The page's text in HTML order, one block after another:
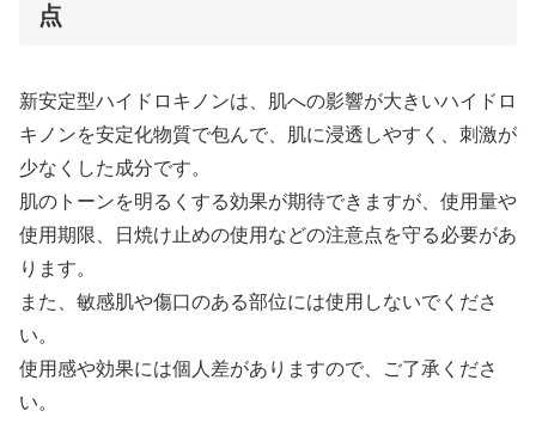
点
新安定型ハイドロキノンは、肌への影響が大きいハイドロ
キノンを安定化物質で包んで、肌に浸透しやすく、刺激が
少なくした成分です。
肌のトーンを明るくする効果が期待できますが、使用量や
使用期限、日焼け止めの使用などの注意点を守る必要があ
ります。
また、敏感肌や傷口のある部位には使用しないでくださ
い。
使用感や効果には個人差がありますので、ご了承くださ
い。